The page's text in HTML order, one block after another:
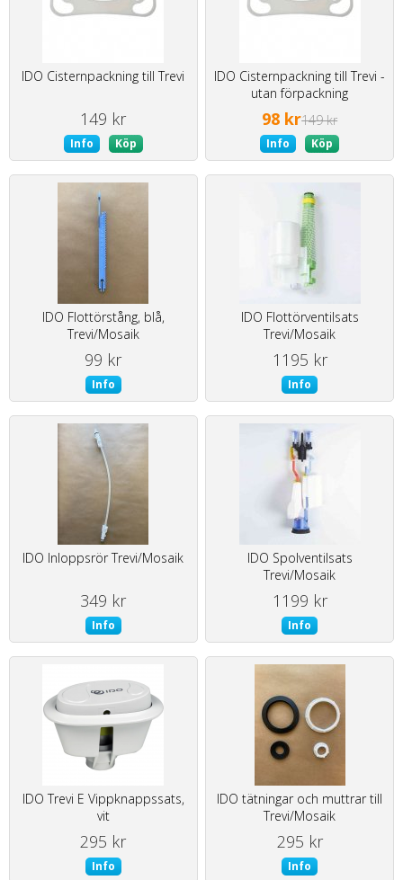
IDO Cisternpackning till Trevi
149 kr
Info Köp
IDO Cisternpackning till Trevi -
utan förpackning
98 kr149 kr
Info Köp
IDO Flottörstång, blå,
Trevi/Mosaik
99 kr
Info
IDO Flottörventilsats
Trevi/Mosaik
1195 kr
Info
IDO Inloppsrör Trevi/Mosaik
349 kr
Info
IDO Spolventilsats
Trevi/Mosaik
1199 kr
Info
IDO Trevi E Vippknappssats,
vit
295 kr
Info
IDO tätningar och muttrar till
Trevi/Mosaik
295 kr
Info